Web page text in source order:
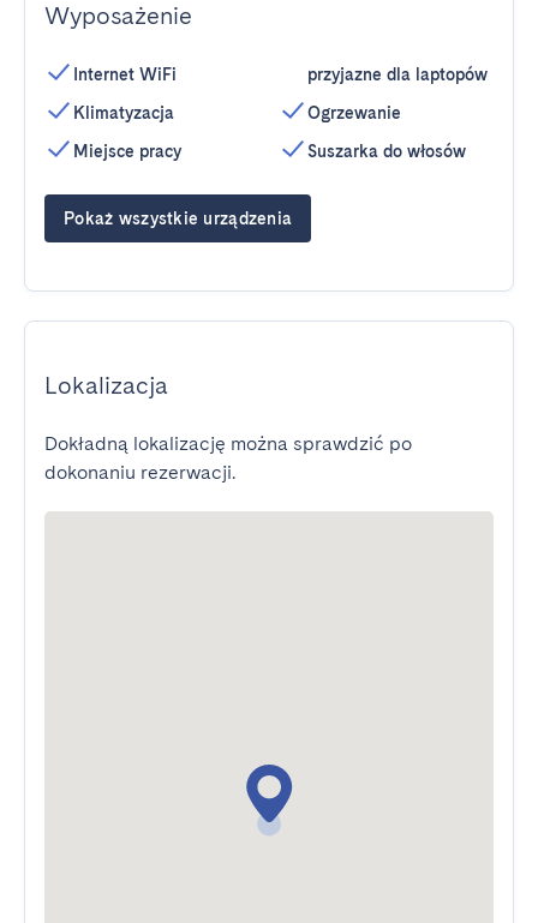
Wyposażenie
Internet WiFi
Klimatyzacja
Miejsce pracy
przyjazne dla laptopów
Ogrzewanie
Suszarka do włosów
Pokaż wszystkie urządzenia
Lokalizacja
Dokładną lokalizację można sprawdzić po
dokonaniu rezerwacji.